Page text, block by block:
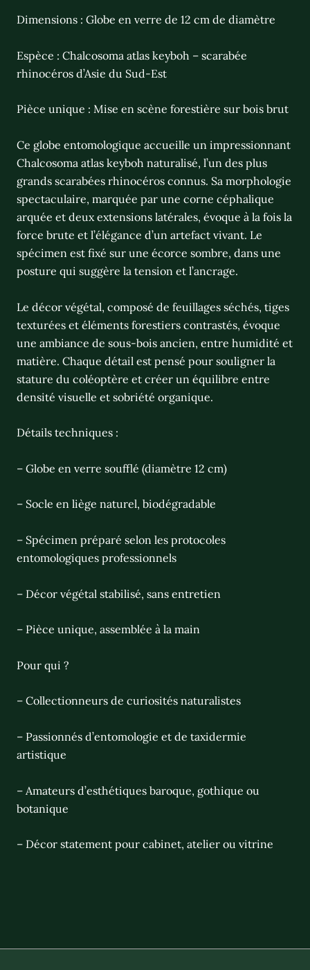
Dimensions : Globe en verre de 12 cm de diamètre
Espèce : Chalcosoma atlas keyboh – scarabée
rhinocéros d’Asie du Sud-Est
Pièce unique : Mise en scène forestière sur bois brut
Ce globe entomologique accueille un impressionnant
Chalcosoma atlas keyboh naturalisé, l’un des plus
grands scarabées rhinocéros connus. Sa morphologie
spectaculaire, marquée par une corne céphalique
arquée et deux extensions latérales, évoque à la fois la
force brute et l’élégance d’un artefact vivant. Le
spécimen est fixé sur une écorce sombre, dans une
posture qui suggère la tension et l’ancrage.
Le décor végétal, composé de feuillages séchés, tiges
texturées et éléments forestiers contrastés, évoque
une ambiance de sous-bois ancien, entre humidité et
matière. Chaque détail est pensé pour souligner la
stature du coléoptère et créer un équilibre entre
densité visuelle et sobriété organique.
Détails techniques :
– Globe en verre soufflé (diamètre 12 cm)
– Socle en liège naturel, biodégradable
– Spécimen préparé selon les protocoles
entomologiques professionnels
– Décor végétal stabilisé, sans entretien
– Pièce unique, assemblée à la main
Pour qui ?
– Collectionneurs de curiosités naturalistes
– Passionnés d’entomologie et de taxidermie
artistique
– Amateurs d’esthétiques baroque, gothique ou
botanique
– Décor statement pour cabinet, atelier ou vitrine